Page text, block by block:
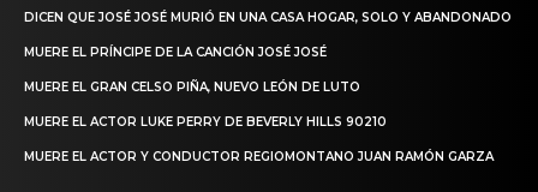
DICEN QUE JOSÉ JOSÉ MURIÓ EN UNA CASA HOGAR, SOLO Y ABANDONADO
MUERE EL PRÍNCIPE DE LA CANCIÓN JOSÉ JOSÉ
MUERE EL GRAN CELSO PIÑA, NUEVO LEÓN DE LUTO
MUERE EL ACTOR LUKE PERRY DE BEVERLY HILLS 90210
MUERE EL ACTOR Y CONDUCTOR REGIOMONTANO JUAN RAMÓN GARZA